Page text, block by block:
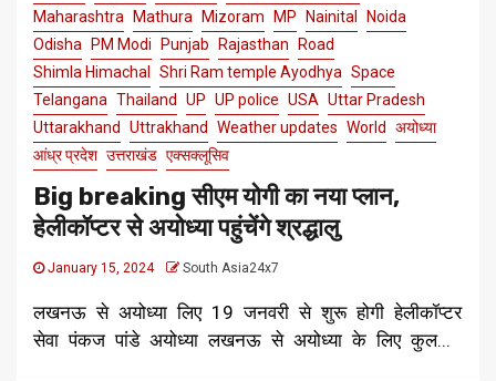
Maharashtra
Mathura Mizoram MP Nainital
Noida
Odisha
PM Modi Punjab Rajasthan
Road
Shimla Himachal
Shri Ram temple Ayodhya Space
Telangana Thailand UP UP police USA Uttar Pradesh
Uttarakhand
Uttrakhand Weather updates World
अयोध्या
आंध्र प्रदेश उत्तराखंड एक्सक्लूसिव
Big breaking सीएम योगी का नया प्लान,
हेलीकॉप्टर से अयोध्या पहुंचेंगे श्रद्धालु
January 15, 2024 South Asia24x7
लखनऊ से अयोध्या लिए 19 जनवरी से शुरू होगी हेलीकॉप्टर
सेवा पंकज पांडे अयोध्या लखनऊ से अयोध्या के लिए कुल...